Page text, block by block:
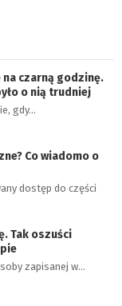
czarną godzinę.
o nią trudniej
gdy…
Co wiadomo o
dostęp do części
Tak oszuści
zapisanej w…